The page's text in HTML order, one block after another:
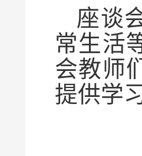
座谈
常生活
会教师
提供学